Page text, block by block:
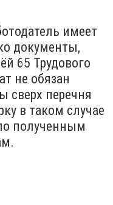
имеет
документы,
65 Трудового
не обязан
сверх перечня
в таком случае
полученным